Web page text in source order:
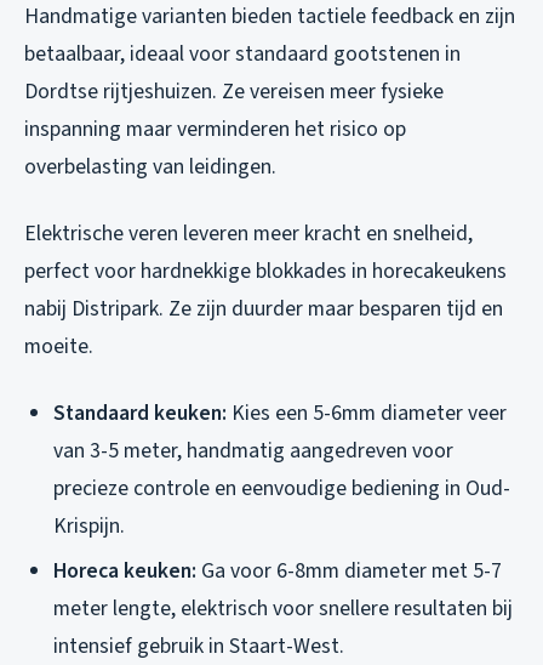
Handmatige varianten bieden tactiele feedback en zijn
betaalbaar, ideaal voor standaard gootstenen in
Dordtse rijtjeshuizen. Ze vereisen meer fysieke
inspanning maar verminderen het risico op
overbelasting van leidingen.
Elektrische veren leveren meer kracht en snelheid,
perfect voor hardnekkige blokkades in horecakeukens
nabij Distripark. Ze zijn duurder maar besparen tijd en
moeite.
Standaard keuken: Kies een 5-6mm diameter veer
van 3-5 meter, handmatig aangedreven voor
precieze controle en eenvoudige bediening in Oud-
Krispijn.
Horeca keuken: Ga voor 6-8mm diameter met 5-7
meter lengte, elektrisch voor snellere resultaten bij
intensief gebruik in Staart-West.